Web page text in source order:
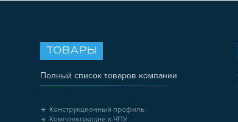
ТОВАРЫ
Полный список товаров компании
Конструкционный профиль
Комплектующие к ЧПУ